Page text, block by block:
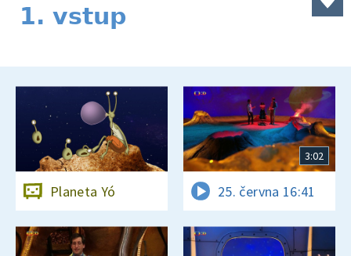
1. vstup
Planeta Yó
3:02
25. června 16:41